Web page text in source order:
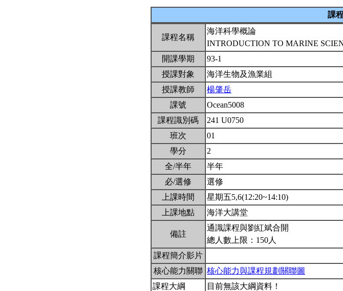
課
課程名稱
海洋科學概論
INTRODUCTION TO MARINE
開課學期
93-1
授課對象
海洋生物及漁業組
授課教師
楊肇岳
課號
Ocean5008
課程識別碼
241 U0750
班次
01
學分
2
全/半年
半年
必/選修
選修
上課時間
星期五5,6(12:20~14:10)
上課地點
海洋大講堂
備註
通識課程與劉紅斌合開
總人數上限：150人
課程簡介影片
核心能力關聯 核心能力與課程規劃關聯圖
課程大綱
目前無該大綱資料！